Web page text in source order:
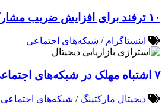
۱۰ ترفند برای افزایش ضریب مشارکت در اینستاگرام
اینستاگرام / شبکه‌های اجتماعی
۷ اشتباه مهلک در شبکه‌های اجتماعی
دیجیتال مارکتینگ / شبکه‌های اجتماعی